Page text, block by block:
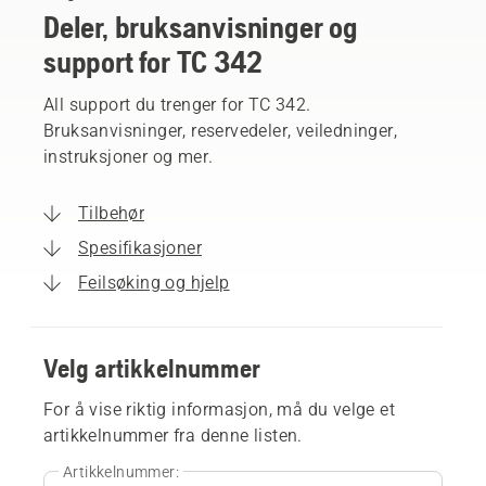
Deler, bruksanvisninger og
support for TC 342
All support du trenger for TC 342.
Bruksanvisninger, reservedeler, veiledninger,
instruksjoner og mer.
Tilbehør
Spesifikasjoner
Feilsøking og hjelp
Velg artikkelnummer
For å vise riktig informasjon, må du velge et
artikkelnummer fra denne listen.
Artikkelnummer: